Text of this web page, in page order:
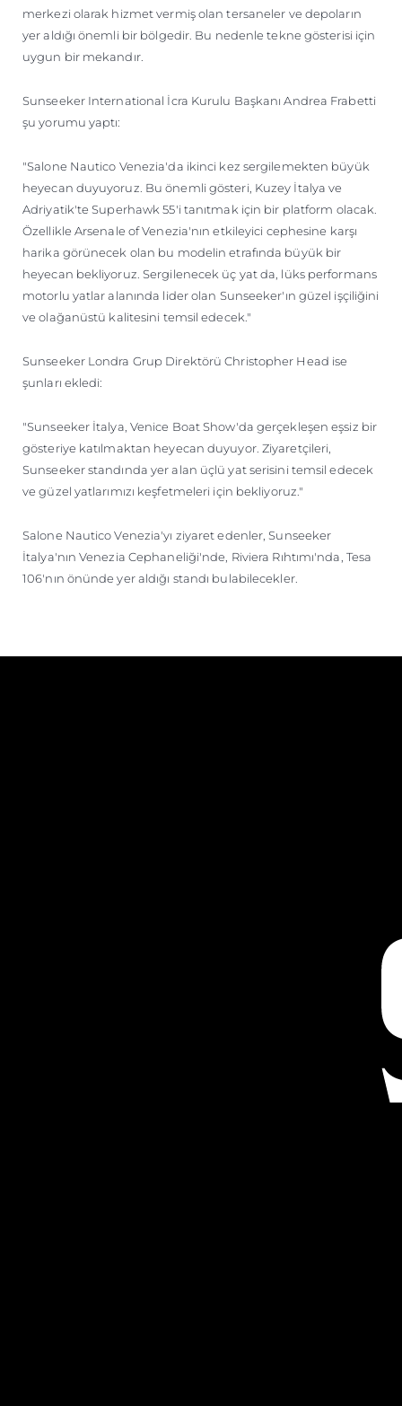
merkezi olarak hizmet vermiş olan tersaneler ve depoların
yer aldığı önemli bir bölgedir. Bu nedenle tekne gösterisi için
uygun bir mekandır.
Sunseeker International İcra Kurulu Başkanı Andrea Frabetti
şu yorumu yaptı:
"Salone Nautico Venezia'da ikinci kez sergilemekten büyük
heyecan duyuyoruz. Bu önemli gösteri, Kuzey İtalya ve
Adriyatik'te Superhawk 55'i tanıtmak için bir platform olacak.
Özellikle Arsenale of Venezia'nın etkileyici cephesine karşı
harika görünecek olan bu modelin etrafında büyük bir
heyecan bekliyoruz. Sergilenecek üç yat da, lüks performans
motorlu yatlar alanında lider olan Sunseeker'ın güzel işçiliğini
ve olağanüstü kalitesini temsil edecek."
Sunseeker Londra Grup Direktörü Christopher Head ise
şunları ekledi:
"Sunseeker İtalya, Venice Boat Show'da gerçekleşen eşsiz bir
gösteriye katılmaktan heyecan duyuyor. Ziyaretçileri,
Sunseeker standında yer alan üçlü yat serisini temsil edecek
ve güzel yatlarımızı keşfetmeleri için bekliyoruz."
Salone Nautico Venezia'yı ziyaret edenler, Sunseeker
İtalya'nın Venezia Cephaneliği'nde, Riviera Rıhtımı'nda, Tesa
106'nın önünde yer aldığı standı bulabilecekler.